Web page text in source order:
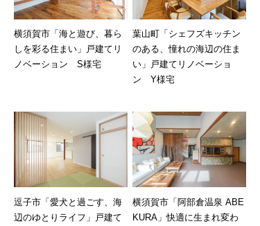
横須賀市「海と遊び、暮ら
しを彩る住まい」戸建てリ
ノベーション S様宅
葉山町「シェフズキッチン
のある、憧れの海辺の住ま
い」戸建てリノベーショ
ン Y様宅
逗子市「愛犬と過ごす、海
辺のゆとりライフ」戸建て
横須賀市「阿部倉温泉 ABE
KURA」快適に生まれ変わ